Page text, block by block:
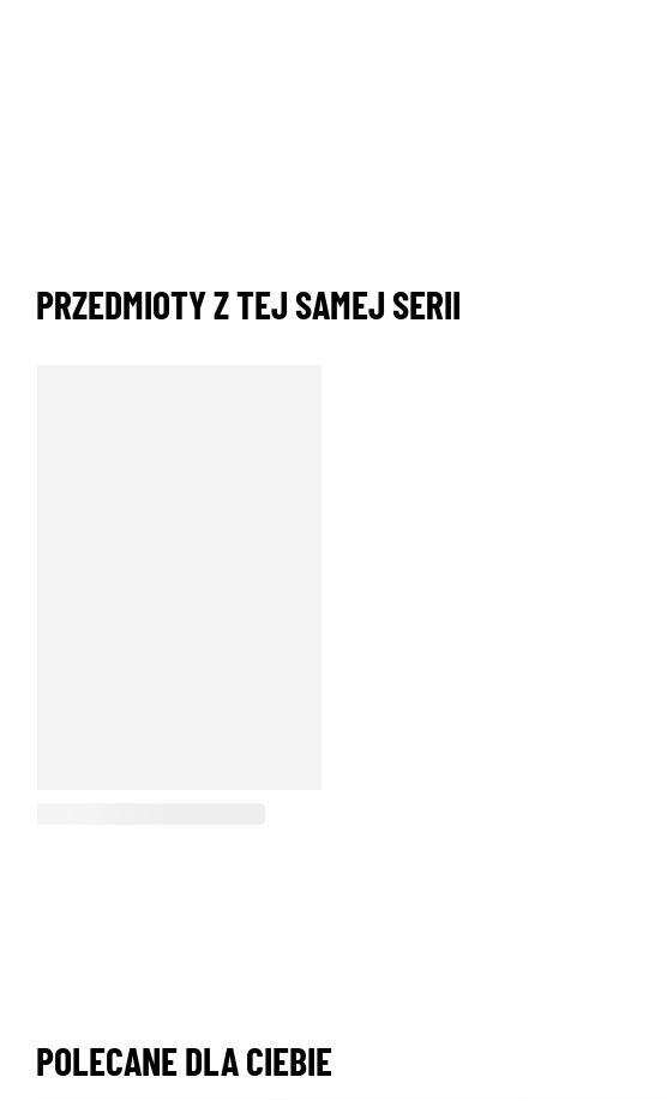
PRZEDMIOTY Z TEJ SAMEJ SERII
POLECANE DLA CIEBIE